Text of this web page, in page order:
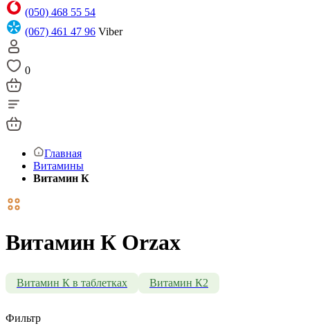
(050) 468 55 54
(067) 461 47 96 Viber
0
Главная
Витамины
Витамин К
Витамин К Orzax
Витамин К в таблетках Витамин К2
Фильтр